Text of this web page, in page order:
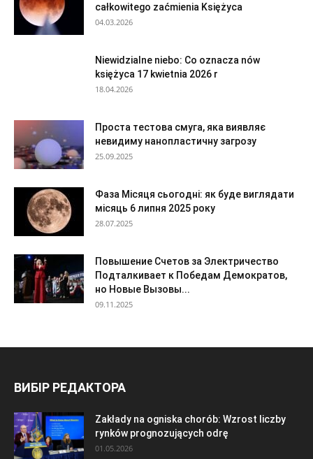
całkowitego zaćmienia Księżyca
04.03.2026
Niewidzialne niebo: Co oznacza nów
księżyca 17 kwietnia 2026 r
18.04.2026
Проста тестова смуга, яка виявляє
невидиму нанопластичну загрозу
25.09.2025
Фаза Місяця сьогодні: як буде виглядати
місяць 6 липня 2025 року
28.07.2025
Повышение Счетов за Электричество
Подталкивает к Победам Демократов,
но Новые Вызовы...
09.11.2025
ВИБІР РЕДАКТОРА
Zakłady na ogniska chorób: Wzrost liczby
rynków prognozujących odrę
01.05.2026